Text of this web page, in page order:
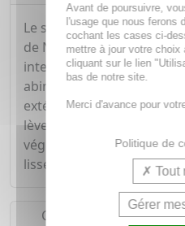
Le stick lèvres nutrition
de Neutrogena®
intensément et améliore
abimées. Il protège contre
extérieures et renforce le
lèves.Reformulé à base
végétales les lèvres
lisses.
Conseils d'utilisation
Avant de poursuivre,
l'usage que nous ferons
cochant les cases ci-
mettre à jour votre choix
cliquant sur le lien
bas de notre site.
Merci d'avance pour
Politique de
Tout
Gérer